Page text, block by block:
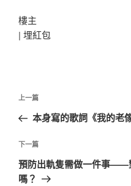
樓主
| 埋紅包
文
導
覽
上
一
文
章
上一篇
本身寫的歌詞《我的老
下
一
篇
下一篇
預防出軌隻需做一件事——
嗎？